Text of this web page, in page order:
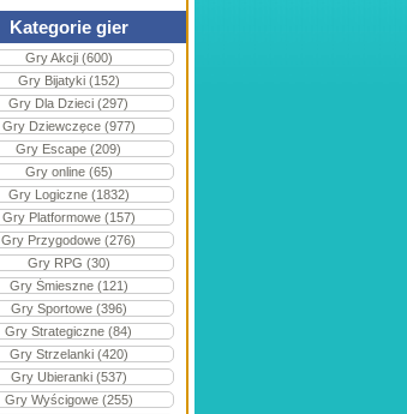
Kategorie gier
Gry Akcji (600)
Gry Bijatyki (152)
Gry Dla Dzieci (297)
Gry Dziewczęce (977)
Gry Escape (209)
Gry online (65)
Gry Logiczne (1832)
Gry Platformowe (157)
Gry Przygodowe (276)
Gry RPG (30)
Gry Śmieszne (121)
Gry Sportowe (396)
Gry Strategiczne (84)
Gry Strzelanki (420)
Gry Ubieranki (537)
Gry Wyścigowe (255)